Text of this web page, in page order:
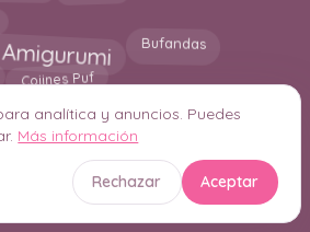
Bufandas
Cojines Puf
Mantas para Bebes a Crochet
Todos los derechos reservados.
analítica y anuncios. Puedes
Más información
Rechazar Aceptar